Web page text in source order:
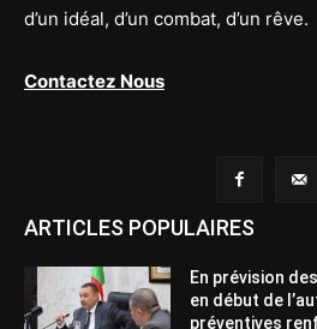
d’un idéal, d’un combat, d’un rêve.
Contactez Nous
ARTICLES POPULAIRES
En prévision
en début de
préventives